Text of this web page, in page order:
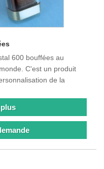
600 bouffées au
C'est un produit
de la